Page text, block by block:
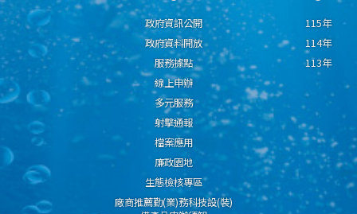
政府資訊公開
政府資料開放
服務據點
線上申辦
多元服務
射擊通報
檔案應用
廉政園地
生態檢核專區
廠商推薦勤(業)務科技設(裝)
115年
114年
113年